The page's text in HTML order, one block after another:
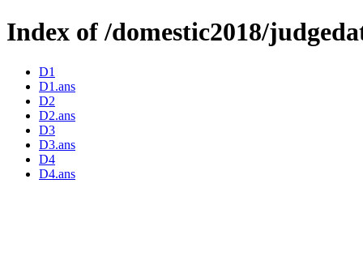
Index of /domestic2018/
D1
D1.ans
D2
D2.ans
D3
D3.ans
D4
D4.ans